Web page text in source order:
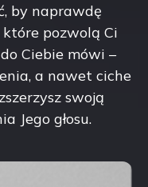
by naprawdę
które pozwolą Ci
Ciebie mówi –
a nawet ciche
swoją
Jego głosu.